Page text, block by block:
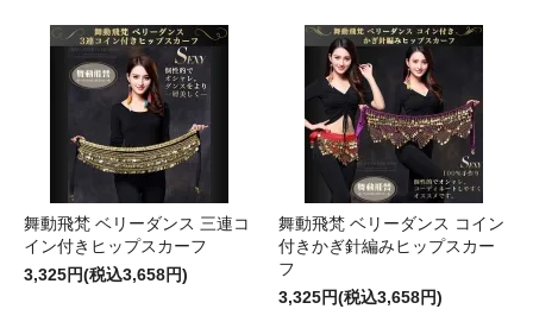
舞動飛梵 ベリーダンス 三連コ
イン付きヒップスカーフ
3,325円(税込3,658円)
舞動飛梵 ベリーダンス コイン
付きかぎ針編みヒップスカー
フ
3,325円(税込3,658円)